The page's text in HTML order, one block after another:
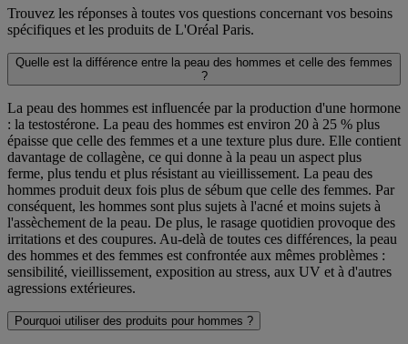
Trouvez les réponses à toutes vos questions concernant vos besoins
spécifiques et les produits de L'Oréal Paris.
Quelle est la différence entre la peau des hommes et celle des femmes
?
La peau des hommes est influencée par la production d'une hormone
: la testostérone. La peau des hommes est environ 20 à 25 % plus
épaisse que celle des femmes et a une texture plus dure. Elle contient
davantage de collagène, ce qui donne à la peau un aspect plus
ferme, plus tendu et plus résistant au vieillissement. La peau des
hommes produit deux fois plus de sébum que celle des femmes. Par
conséquent, les hommes sont plus sujets à l'acné et moins sujets à
l'assèchement de la peau. De plus, le rasage quotidien provoque des
irritations et des coupures. Au-delà de toutes ces différences, la peau
des hommes et des femmes est confrontée aux mêmes problèmes :
sensibilité, vieillissement, exposition au stress, aux UV et à d'autres
agressions extérieures.
Pourquoi utiliser des produits pour hommes ?